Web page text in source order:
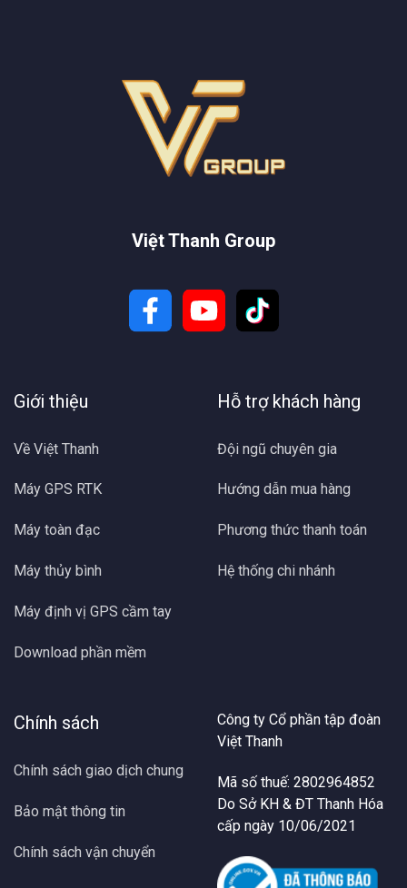
Việt Thanh Group
Giới thiệu
Về Việt Thanh
Máy GPS RTK
Máy toàn đạc
Máy thủy bình
Máy định vị GPS cầm tay
Download phần mềm
Hỗ trợ khách hàng
Đội ngũ chuyên gia
Hướng dẫn mua hàng
Phương thức thanh toán
Hệ thống chi nhánh
Chính sách
Chính sách giao dịch chung
Bảo mật thông tin
Chính sách vận chuyển
Công ty Cổ phần tập đoàn
Việt Thanh
Mã số thuế: 2802964852
Do Sở KH & ĐT Thanh Hóa
cấp ngày 10/06/2021